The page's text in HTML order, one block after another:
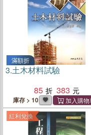
滿額折
3.土木材料試驗
85
383
庫存 > 10
紅利兌換